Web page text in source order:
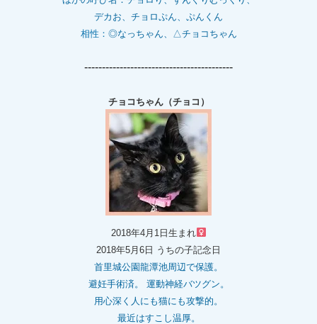
デカお、チョロぷん、ぷんくん
相性： ◎なっちゃん、△チョコちゃん
------------------------------------------
チョコちゃん（チョコ）
2018年4月1日生まれ
2018年5月6日 うちの子記念日
首里城公園龍潭池周辺で保護。
避妊手術済。 運動神経バツグン。
用心深く人にも猫にも攻撃的。
最近はすこし温厚。